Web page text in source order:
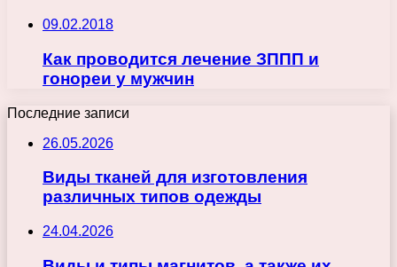
09.02.2018
Как проводится лечение ЗППП и
гонореи у мужчин
Последние записи
26.05.2026
Виды тканей для изготовления
различных типов одежды
24.04.2026